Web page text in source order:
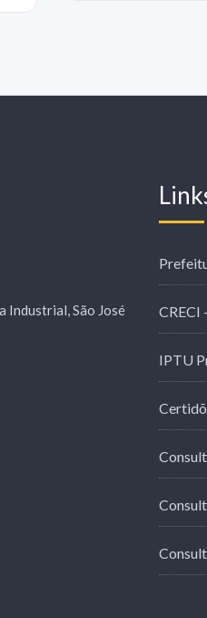
Industrial, São José
CRECI
IPTU